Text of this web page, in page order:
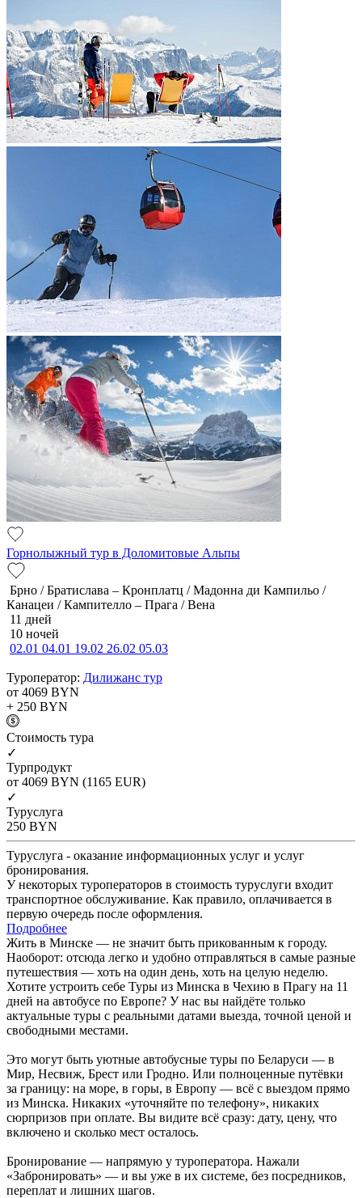
Горнолыжный тур в Доломитовые Альпы
Брно / Братислава – Кронплатц / Мадонна ди Кампильо /
Канацеи / Кампителло – Прага / Вена
11 дней
10 ночей
02.01 04.01 19.02 26.02 05.03
Туроператор: Дилижанс тур
от 4069 BYN
+ 250 BYN
Cтоимость тура
✓
Турпродукт
от 4069 BYN (1165 EUR)
✓
Туруслуга
250 BYN
Туруслуга - оказание информационных услуг и услуг
бронирования.
У некоторых туроператоров в стоимость туруслуги входит
транспортное обслуживание. Как правило, оплачивается в
первую очередь после оформления.
Подробнее
Жить в Минске — не значит быть прикованным к городу.
Наоборот: отсюда легко и удобно отправляться в самые разные
путешествия — хоть на один день, хоть на целую неделю.
Хотите устроить себе Туры из Минска в Чехию в Прагу на 11
дней на автобусе по Европе? У нас вы найдёте только
актуальные туры с реальными датами выезда, точной ценой и
свободными местами.
Это могут быть уютные автобусные туры по Беларуси — в
Мир, Несвиж, Брест или Гродно. Или полноценные путёвки
за границу: на море, в горы, в Европу — всё с выездом прямо
из Минска. Никаких «уточняйте по телефону», никаких
сюрпризов при оплате. Вы видите всё сразу: дату, цену, что
включено и сколько мест осталось.
Бронирование — напрямую у туроператора. Нажали
«Забронировать» — и вы уже в их системе, без посредников,
переплат и лишних шагов.